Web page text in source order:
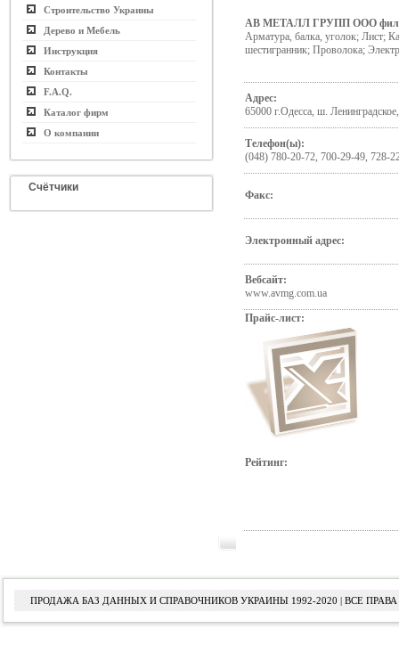
Строительство Украины
Дерево и Мебель
Инструкция
Контакты
F.A.Q.
Каталог фирм
О компании
Счётчики
АВ МЕТАЛЛ ГРУПП ООО
Арматура, балка, уголок; Лист;
шестигранник; Проволока;
Адрес:
65000 г.Одесса, ш.
Телефон(ы):
(048) 780-20-72, 700-29-49, 728-
Факс:
Электронный адрес:
Вебсайт:
www.avmg.com.ua
Прайс-лист:
Рейтинг:
ПРОДАЖА БАЗ ДАННЫХ И СПРАВОЧНИКОВ УКРАИНЫ 1992-2020 | ВСЕ